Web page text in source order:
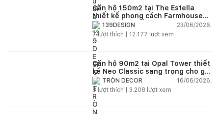
Căn hộ 150m2 tại The Estella
thiết kế phong cách Farmhouse
thanh lịch và ấm áp
139DESIGN
23/06/2026,
7lượt thích | 12.177 lượt xem
Căn hộ 90m2 tại Opal Tower thiết
kế Neo Classic sang trọng cho gia
đình trẻ
TRÒN DECOR
16/06/2026,
8 lượt thích | 3.208 lượt xem